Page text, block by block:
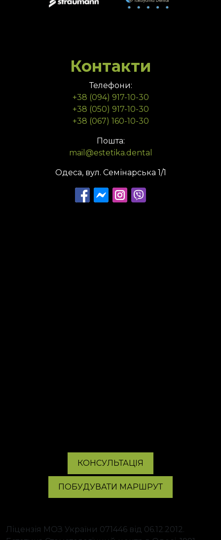
Контакти
Телефони:
+38 (094) 917-10-30
+38 (050) 917-10-30
+38 (067) 160-10-30
Пошта:
mail@estetika.dental
Одеса, вул. Семінарська 1/1
КОНСУЛЬТАЦІЯ
ПОБУДУВАТИ МАРШРУТ
Ліцензія МОЗ України 071446 від 06.12.2012.